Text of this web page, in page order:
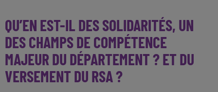
QU’EN EST-IL DES SOLIDARITÉS, UN
DES CHAMPS DE COMPÉTENCE
MAJEUR DU DÉPARTEMENT ? ET DU
VERSEMENT DU RSA ?